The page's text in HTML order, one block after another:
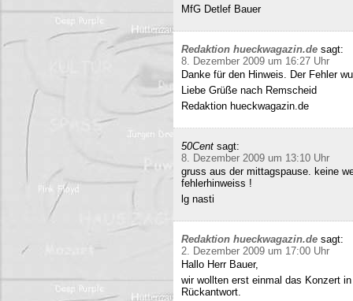
MfG Detlef Bauer
Redaktion hueckwagazin.de sagt:
8. Dezember 2009 um 16:27 Uhr
Danke für den Hinweis. Der Fehler
Liebe Grüße nach Remscheid
Redaktion hueckwagazin.de
50Cent sagt:
8. Dezember 2009 um 13:10 Uhr
gruss aus der mittagspause. keine
fehlerhinweiss !
lg nasti
Redaktion hueckwagazin.de sagt:
2. Dezember 2009 um 17:00 Uhr
Hallo Herr Bauer,
wir wollten erst einmal das Konzert
Rückantwort.